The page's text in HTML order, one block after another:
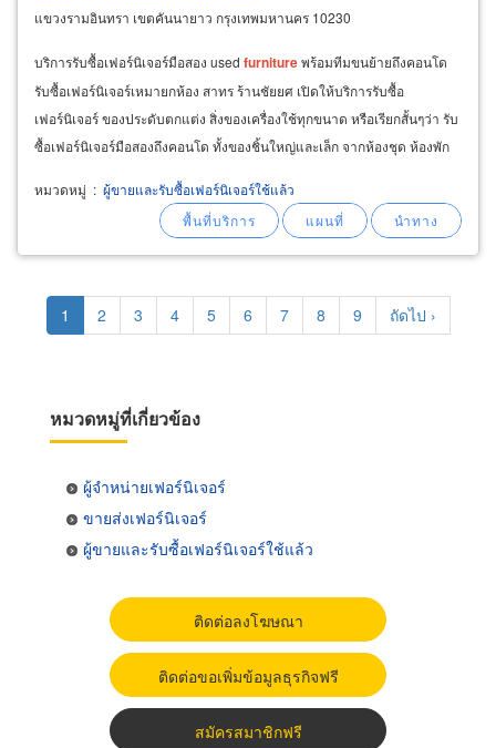
แขวงรามอินทรา เขตคันนายาว กรุงเทพมหานคร 10230
บริการรับซื้อเฟอร์นิเจอร์มือสอง used furnitureพร้อมทีมขนย้ายถึงคอนโด
รับซื้อเฟอร์นิเจอร์เหมายกห้อง สาทร ร้านชัยยศ เปิดให้บริการรับซื้อ
เฟอร์นิเจอร์ ของประดับตกแต่ง สิ่งของเครื่องใช้ทุกขนาด หรือเรียกสั้นๆว่า รับ
ซื้อเฟอร์นิเจอร์มือสองถึงคอนโด ทั้งของชิ้นใหญ่และเล็ก จากห้องชุด ห้องพัก
หมวดหมู่ : ผู้ขายและรับซื้อเฟอร์นิเจอร์ใช้แล้ว
Pagination
Current
page
1 Page
2 Page
3 Page
4 Page
5 Page
6 Page
7 Page
8 Page
9
Next
page
ถัดไป ›
หมวดหมู่ที่เกี่ยวข้อง
ผู้จำหน่ายเฟอร์นิเจอร์
ขายส่งเฟอร์นิเจอร์
ผู้ขายและรับซื้อเฟอร์นิเจอร์ใช้แล้ว
ติดต่อลงโฆษณา
ติดต่อขอเพิ่มข้อมูลธุรกิจฟรี
สมัครสมาชิกฟรี